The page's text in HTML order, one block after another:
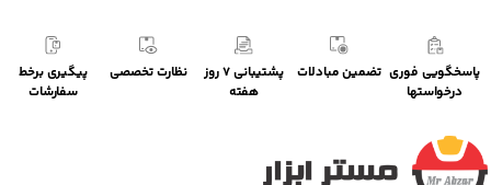
پاسخگویی فوری
درخواستها
تضمین مبادلات
پشتیبانی 7 روز
هفته
نظارت تخصصی
پیگیری برخط
سفارشات